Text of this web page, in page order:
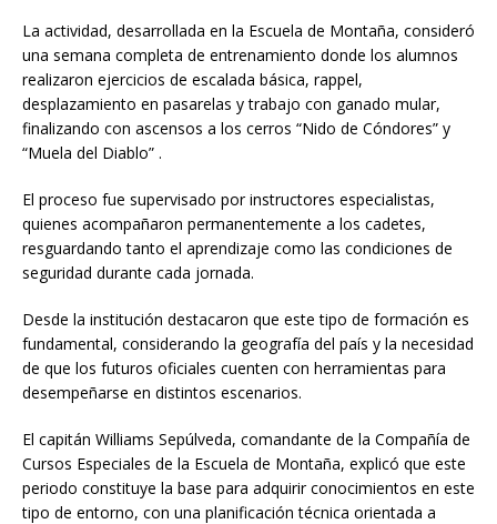
La actividad, desarrollada en la Escuela de Montaña, consideró
una semana completa de entrenamiento donde los alumnos
realizaron ejercicios de escalada básica, rappel,
desplazamiento en pasarelas y trabajo con ganado mular,
finalizando con ascensos a los cerros “Nido de Cóndores” y
“Muela del Diablo” .
El proceso fue supervisado por instructores especialistas,
quienes acompañaron permanentemente a los cadetes,
resguardando tanto el aprendizaje como las condiciones de
seguridad durante cada jornada.
Desde la institución destacaron que este tipo de formación es
fundamental, considerando la geografía del país y la necesidad
de que los futuros oficiales cuenten con herramientas para
desempeñarse en distintos escenarios.
El capitán Williams Sepúlveda, comandante de la Compañía de
Cursos Especiales de la Escuela de Montaña, explicó que este
periodo constituye la base para adquirir conocimientos en este
tipo de entorno, con una planificación técnica orientada a